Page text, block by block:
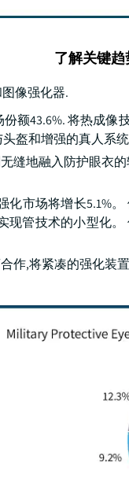
了解关键趋
像强化器.
额43.6%. 将热成
盔和增强的真人系
缝地融入防护眼衣
化市场将增长5.1%
现管技术的小型化
作,将紧凑的强化装